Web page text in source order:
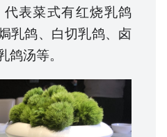
表菜式有红烧乳鸽
乳鸽、白切乳鸽、卤
汤等。